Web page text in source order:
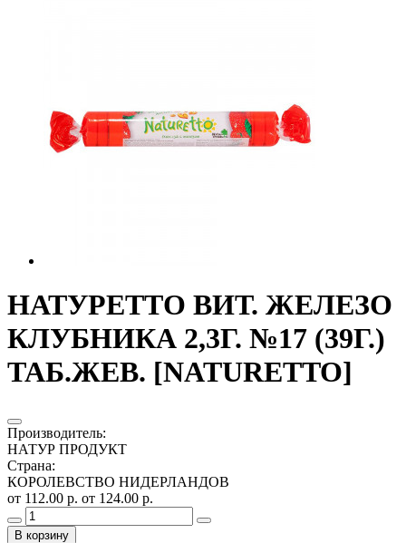
НАТУРЕТТО ВИТ. ЖЕЛЕЗО
КЛУБНИКА 2,3Г. №17 (39Г.)
ТАБ.ЖЕВ. [NATURETTO]
Производитель:
НАТУР ПРОДУКТ
Страна:
КОРОЛЕВСТВО НИДЕРЛАНДОВ
от 112.00 р. от 124.00 р.
В корзину